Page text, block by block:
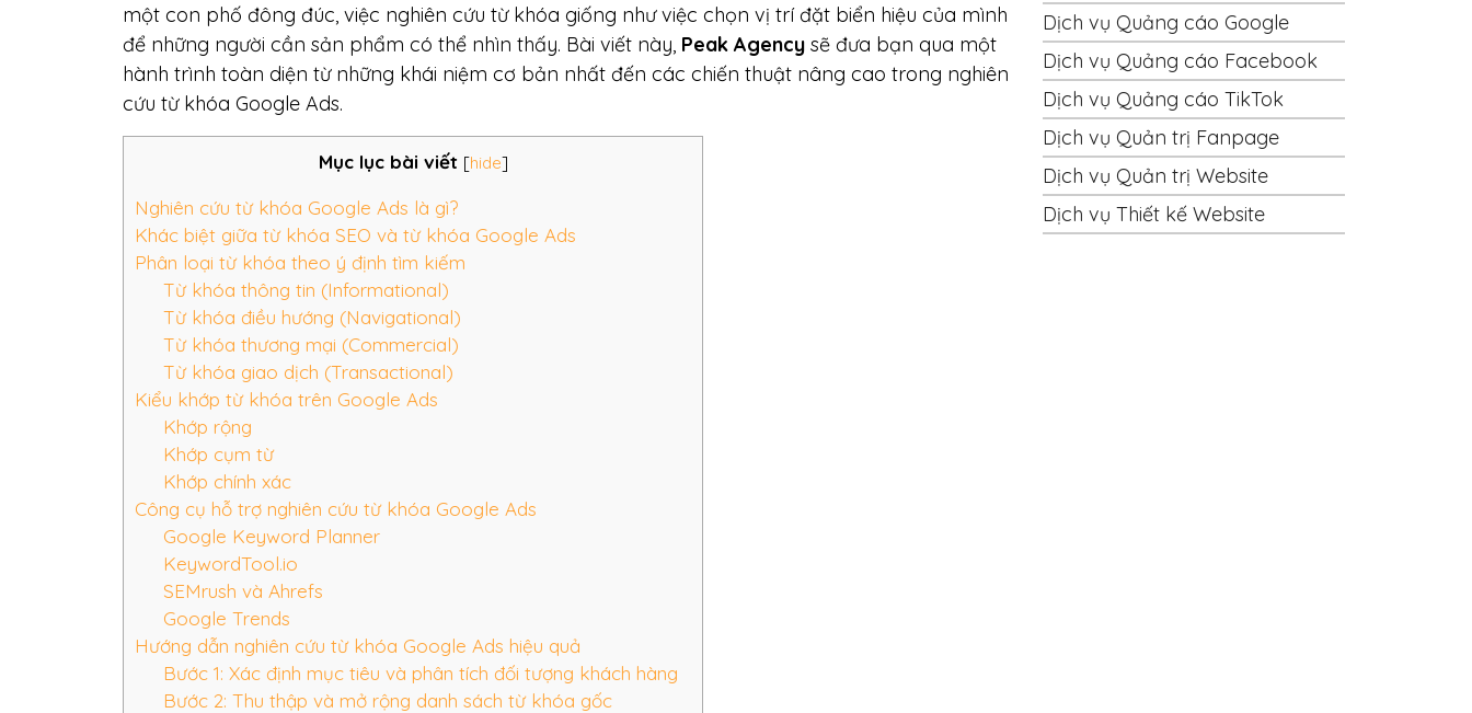
một con phố đông đúc, việc nghiên cứu từ khóa giống như việc chọn vị trí đặt biển hiệu của mình
để những người cần sản phẩm có thể nhìn thấy. Bài viết này, Peak Agency sẽ đưa bạn qua một
hành trình toàn diện từ những khái niệm cơ bản nhất đến các chiến thuật nâng cao trong nghiên
cứu từ khóa Google Ads.
Mục lục bài viết [hide]
Nghiên cứu từ khóa Google Ads là gì?
Khác biệt giữa từ khóa SEO và từ khóa Google Ads
Phân loại từ khóa theo ý định tìm kiếm
Từ khóa thông tin (Informational)
Từ khóa điều hướng (Navigational)
Từ khóa thương mại (Commercial)
Từ khóa giao dịch (Transactional)
Kiểu khớp từ khóa trên Google Ads
Khớp rộng
Khớp cụm từ
Khớp chính xác
Công cụ hỗ trợ nghiên cứu từ khóa Google Ads
Google Keyword Planner
KeywordTool.io
SEMrush và Ahrefs
Google Trends
Hướng dẫn nghiên cứu từ khóa Google Ads hiệu quả
Bước 1: Xác định mục tiêu và phân tích đối tượng khách hàng
Bước 2: Thu thập và mở rộng danh sách từ khóa gốc
Dịch vụ Quảng cáo Google
Dịch vụ Quảng cáo Facebook
Dịch vụ Quảng cáo TikTok
Dịch vụ Quản trị Fanpage
Dịch vụ Quản trị Website
Dịch vụ Thiết kế Website